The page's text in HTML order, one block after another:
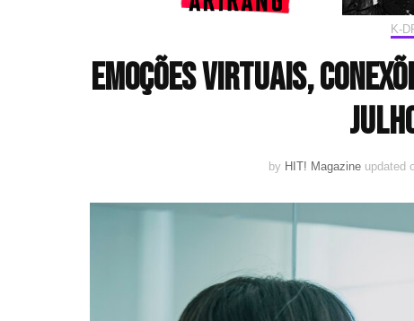
K-
Emoções virtuais,
by HIT! Magazine updated